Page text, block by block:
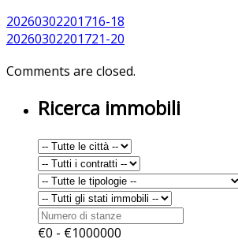
20260302201716-18
20260302201721-20
Comments are closed.
Ricerca immobili
€0 - €1000000